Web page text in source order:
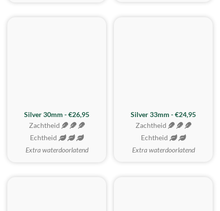
Silver 30mm - €26,95
Zachtheid
Echtheid
Extra waterdoorlatend
Silver 33mm - €24,95
Zachtheid
Echtheid
Extra waterdoorlatend